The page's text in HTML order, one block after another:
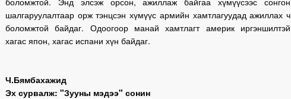
шалгаруулалтаар орж тэнцсэн хүмүүс армийн хамтлагуудад ажиллах ч
боломжтой байдаг. Одоогоор манай хамтлагт америк иргэншилтэй
хагас япон, хагас испани хүн байдаг.
Ч.Бямбахажид
Эх сурвалж: "Зууны мэдээ" сонин